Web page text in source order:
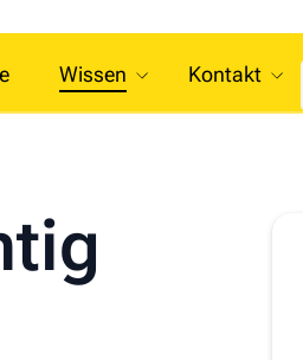
Wissen Kontakt